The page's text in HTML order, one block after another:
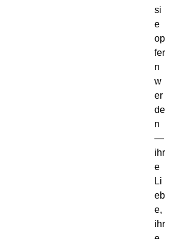
si
e
op
fer
n
w
er
de
n
—
ihr
e
Li
eb
e,
ihr
e